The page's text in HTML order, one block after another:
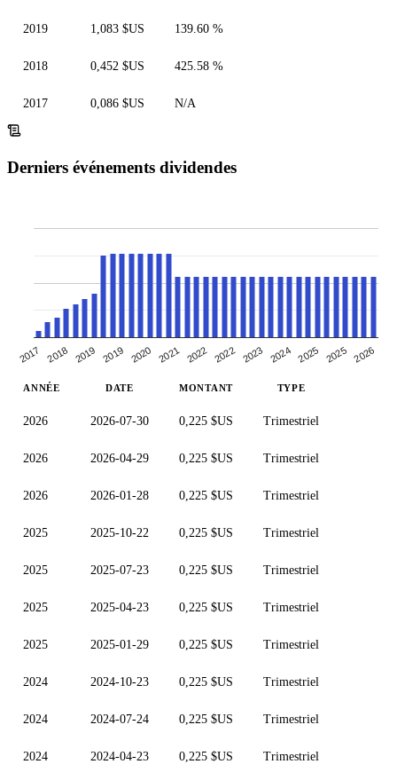
2019 1,083 $US 139.60 %
2018 0,452 $US 425.58 %
2017 0,086 $US N/A
Derniers événements dividendes
2017 2018 2019 2019 2020 2021 2022 2022 2023 2024 2025 2025 2026
ANNÉE DATE MONTANT TYPE
2026 2026-07-30 0,225 $US Trimestriel
2026 2026-04-29 0,225 $US Trimestriel
2026 2026-01-28 0,225 $US Trimestriel
2025 2025-10-22 0,225 $US Trimestriel
2025 2025-07-23 0,225 $US Trimestriel
2025 2025-04-23 0,225 $US Trimestriel
2025 2025-01-29 0,225 $US Trimestriel
2024 2024-10-23 0,225 $US Trimestriel
2024 2024-07-24 0,225 $US Trimestriel
2024 2024-04-23 0,225 $US Trimestriel